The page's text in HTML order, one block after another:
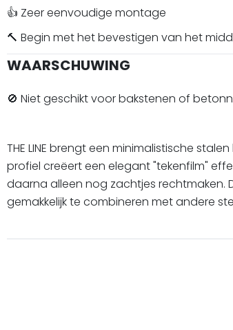
👍 Zeer eenvoudige montage
🔨 Begin met het bevestigen van het
WAARSCHUWING
🚫 Niet geschikt voor bakstenen of
THE LINE brengt een minimalistische
profiel creëert een elegant "tekenfilm"
daarna alleen nog zachtjes rechtmaken.
gemakkelijk te combineren met andere